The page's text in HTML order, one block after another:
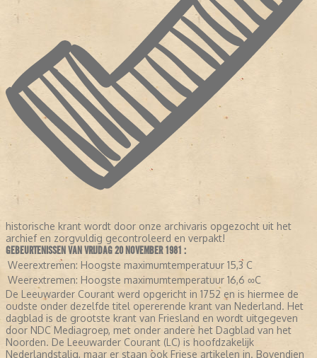
historische krant wordt door onze archivaris opgezocht uit het
archief en zorgvuldig gecontroleerd en verpakt!
GEBEURTENISSEN VAN VRIJDAG 20 NOVEMBER 1981 :
Weerextremen: Hoogste maximumtemperatuur 15,3 C
Weerextremen: Hoogste maximumtemperatuur 16,6 ∞C
De Leeuwarder Courant werd opgericht in 1752 en is hiermee de
oudste onder dezelfde titel opererende krant van Nederland. Het
dagblad is de grootste krant van Friesland en wordt uitgegeven
door NDC Mediagroep, met onder andere het Dagblad van het
Noorden. De Leeuwarder Courant (LC) is hoofdzakelijk
Nederlandstalig, maar er staan ook Friese artikelen in. Bovendien